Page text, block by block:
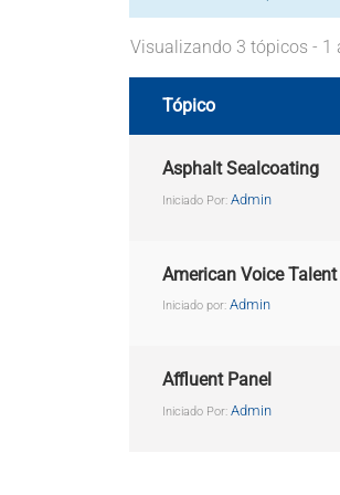
Visualizando 3 tópicos - 1
Tópico
Asphalt Sealcoating
Iniciado Por: Admin
American Voice Talent
Iniciado por: Admin
Affluent Panel
Iniciado Por: Admin